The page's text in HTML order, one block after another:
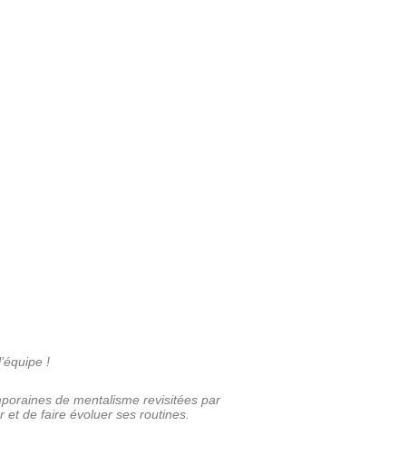
!
de mentalisme revisitées par
et de faire évoluer ses routines.